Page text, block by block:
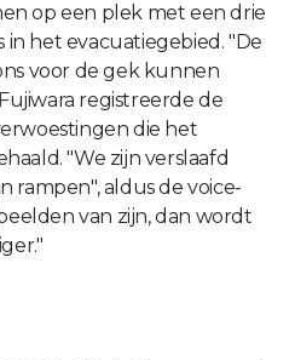
op een plek met een drie
in het evacuatiegebied. "De
voor de gek kunnen
registreerde de
die het
"We zijn verslaafd
rampen", aldus de voice-
van zijn, dan wordt